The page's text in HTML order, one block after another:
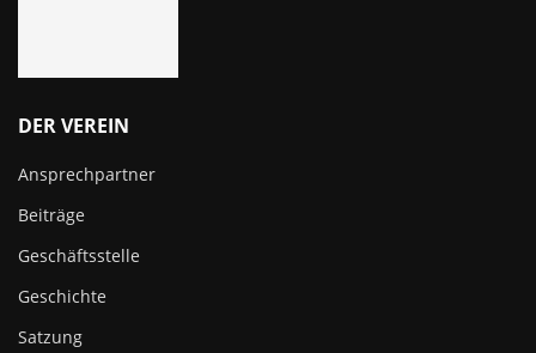
DER VEREIN
Ansprechpartner
Beiträge
Geschäftsstelle
Geschichte
Satzung